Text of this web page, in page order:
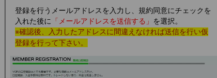
登録を行うメールアドレスを入力し、規約同意にチェックを
入れた後に 「メールアドレスを送信する」
を選択。
※確認後、入力したアドレスに間違えなければ送信を行い仮
登録を行って下さい。